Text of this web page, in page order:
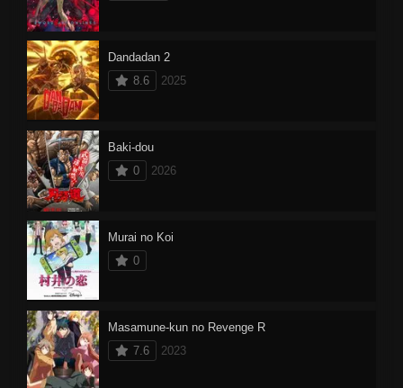
Dandadan 2
8.6
2025
Baki-dou
0
2026
Murai no Koi
0
Masamune-kun no Revenge R
7.6
2023